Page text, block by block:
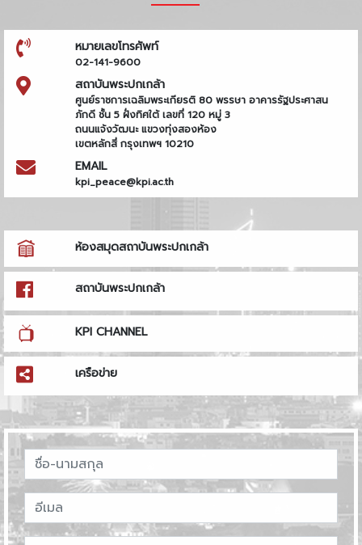
หมายเลขโทรศัพท์
02-141-9600
สถาบันพระปกเกล้า
ศูนย์ราชการเฉลิมพระเกียรติ 80 พรรษา อาคารรัฐประศาสน
ภักดี ชั้น 5 ฝั่งทิศใต้ เลขที่ 120 หมู่ 3
ถนนแจ้งวัฒนะ แขวงทุ่งสองห้อง
เขตหลักสี่ กรุงเทพฯ 10210
EMAIL
kpi_peace@kpi.ac.th
ห้องสมุดสถาบันพระปกเกล้า
สถาบันพระปกเกล้า
KPI CHANNEL
เครือข่าย